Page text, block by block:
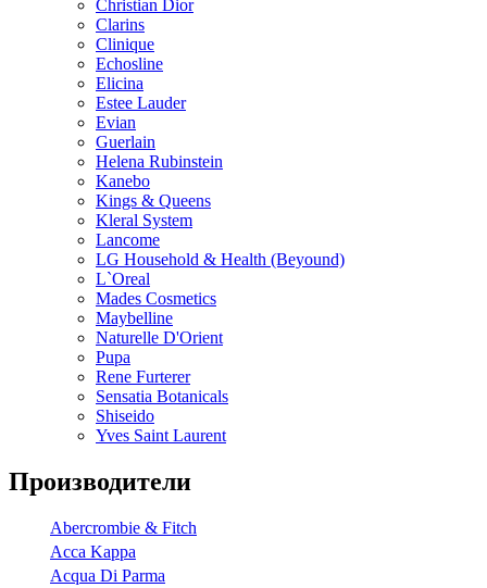
Christian Dior
Clarins
Clinique
Echosline
Elicina
Estee Lauder
Evian
Guerlain
Helena Rubinstein
Kanebo
Kings & Queens
Kleral System
Lancome
LG Household & Health (Beyound)
L`Oreal
Mades Cosmetics
Maybelline
Naturelle D'Orient
Pupa
Rene Furterer
Sensatia Botanicals
Shiseido
Yves Saint Laurent
Производители
Abercrombie & Fitch
Acca Kappa
Acqua Di Parma